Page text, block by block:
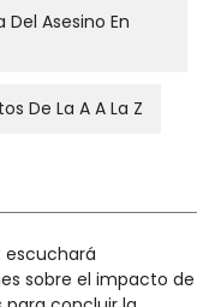
Asesino En
De La A A La Z
escuchará
sobre el impacto de